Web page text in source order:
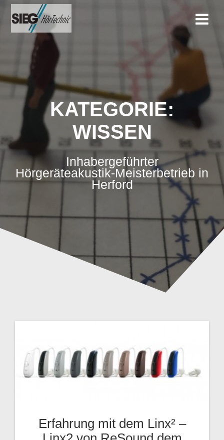
KATEGORIE:
WISSEN
Inhabergeführter
Hörgeräteakustik-Meisterbetrieb in
Herford
Erfahrung mit dem Linx² –